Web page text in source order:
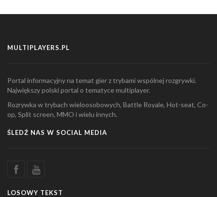
MULTIPLAYERS.PL
Portal informacyjny na temat gier z trybami wspólnej rozgrywki.
Największy polski portal o tematyce multiplayer.
Rozrywka w trybach wieloosobowych, Battle Royale, Hot-seat, Co-
op, Split screen, MMO i wielu innych.
ŚLEDŹ NAS W SOCIAL MEDIA
LOSOWY TEKST